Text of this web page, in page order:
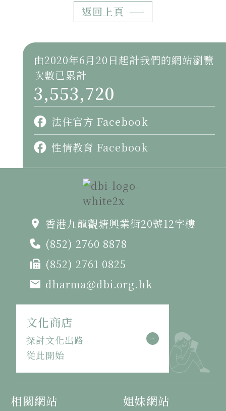
返回上頁
由2020年6月20日起計我們的網站瀏覽
次數已累計
3,553,720
法住官方 Facebook
性情教育 Facebook
香港九龍觀塘興業街20號12字樓
(852) 2760 8878
(852) 2761 0825
dharma@dbi.org.hk
文化商店
探討文化出路
從此開始
相關網站 姐妹網站